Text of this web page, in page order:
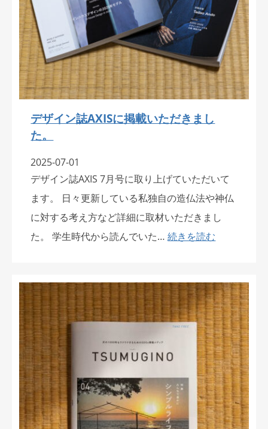
デザイン誌AXISに掲載いただきまし
た。
2025-07-01
デザイン誌AXIS 7月号に取り上げていただいて
ます。 日々更新している私独自の造仏法や神仏
に対する考え方など詳細に取材いただきまし
た。 学生時代から読んでいた…続きを読む